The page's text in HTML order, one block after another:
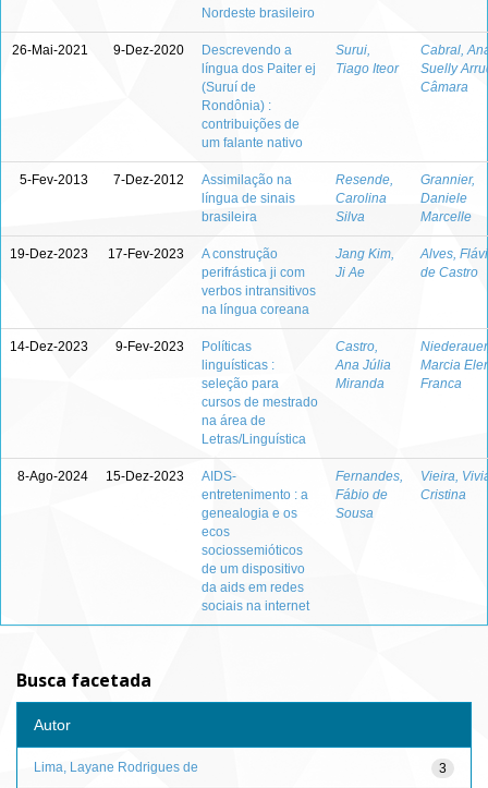
Nordeste brasileiro
26-Mai-2021 9-Dez-2020
Descrevendo a
língua dos Paiter ej
(Suruí de
Rondônia) :
contribuições de
um falante nativo
Surui,
Tiago Iteor
Cabral,
Suelly
Câmara
5-Fev-2013 7-Dez-2012
Assimilação na
língua de sinais
brasileira
Resende,
Carolina
Silva
Grannier,
Daniele
Marcelle
19-Dez-2023 17-Fev-2023
A construção
perifrástica ji com
verbos intransitivos
na língua coreana
Jang Kim,
Ji Ae
Alves,
de Castro
14-Dez-2023 9-Fev-2023
Políticas
linguísticas :
seleção para
cursos de mestrado
na área de
Letras/Linguística
Castro,
Ana Júlia
Miranda
Marcia
Franca
8-Ago-2024 15-Dez-2023
AIDS-
entretenimento : a
genealogia e os
ecos
sociossemióticos
de um dispositivo
da aids em redes
sociais na internet
Fernandes,
Fábio de
Sousa
Vieira,
Cristina
Busca facetada
Autor
3
Lima, Layane Rodrigues de